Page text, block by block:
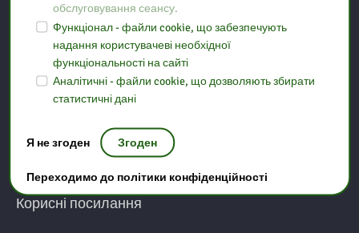
Biblioteka Pedagogiczna w Ostrołęce Filia w Makowie
Mazowieckim
ul. Duńskiego Czerwonego Krzyża 3A
06-200 Maków Mazowiecki
tel: (29) 717 10 10
Корисні посилання
обслуговування сеансу.
Функціонал - файли cookie, що забезпечують
надання користувачеві необхідної
функціональності на сайті
Аналітичні - файли cookie, що дозволяють збирати
статистичні дані
Я не згоден Згоден
Переходимо до політики конфіденційності